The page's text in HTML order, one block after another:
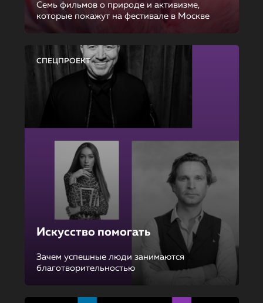
Семь фильмов о природе и активизме,
которые покажут на фестивале в Москве
СПЕЦПРОЕКТ
Искусство помогать
Зачем успешные люди занимаются
благотворительностью